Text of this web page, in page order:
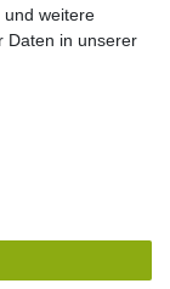
habe. Meine
und weitere
Daten in unserer